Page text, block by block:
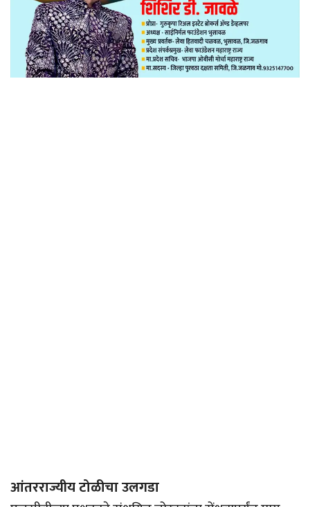
आंतरराज्यीय टोळीचा उलगडा